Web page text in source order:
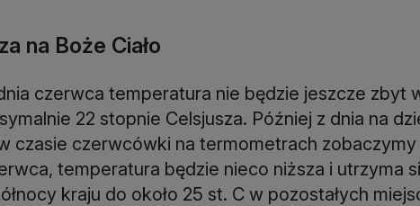
na Boże Ciało
czerwca temperatura nie będzie jeszcze zbyt
22 stopnie Celsjusza. Później z dnia na
czasie czerwcówki na termometrach
temperatura będzie nieco niższa i utrzyma
kraju do około 25 st. C w pozostałych